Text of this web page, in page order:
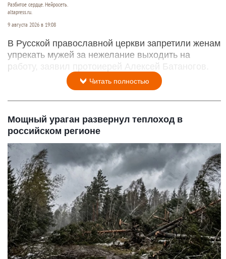
Разбитое сердце. Нейросеть.
altapress.ru.
9 августа 2026 в 19:08
В Русской православной церкви запретили женам
упрекать мужей за нежелание выходить на
работу, заявил протоиерей Алексей Батаногов.
Читать полностью
Мощный ураган развернул теплоход в
российском регионе